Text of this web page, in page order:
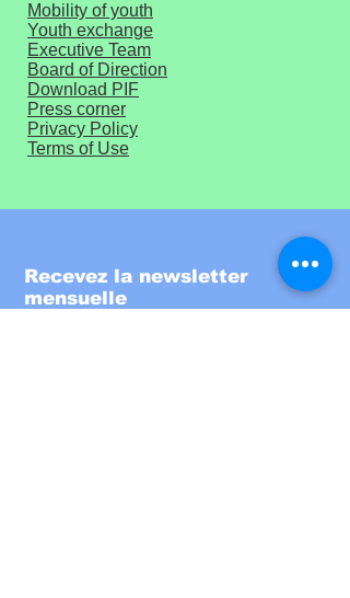
Mobility of youth
Youth exchange
Executive Team
Board of Direction
Download PIF
Press corner
Privacy Policy
Terms of Use
Recevez la newsletter
mensuelle